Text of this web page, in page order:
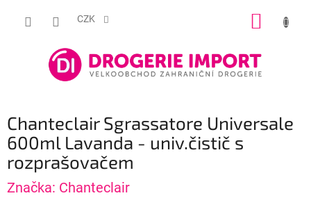
CZK
Chanteclair Sgrassatore Universale
600ml Lavanda - univ.čistič s
rozprašovačem
Značka: Chanteclair